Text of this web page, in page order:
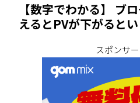
【数字でわかる】 ブ
えるとPVが下がると
スポンサ